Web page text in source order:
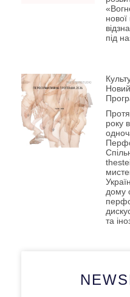
нової
під
року
дому
та